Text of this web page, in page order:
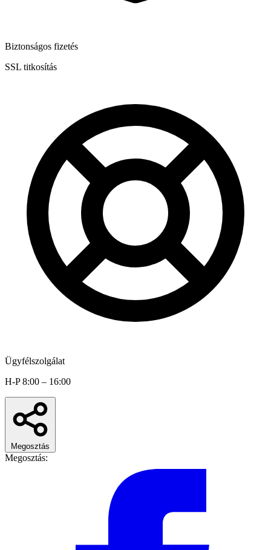
Biztonságos fizetés
SSL titkosítás
Ügyfélszolgálat
H-P 8:00 – 16:00
Megosztás
Megosztás: